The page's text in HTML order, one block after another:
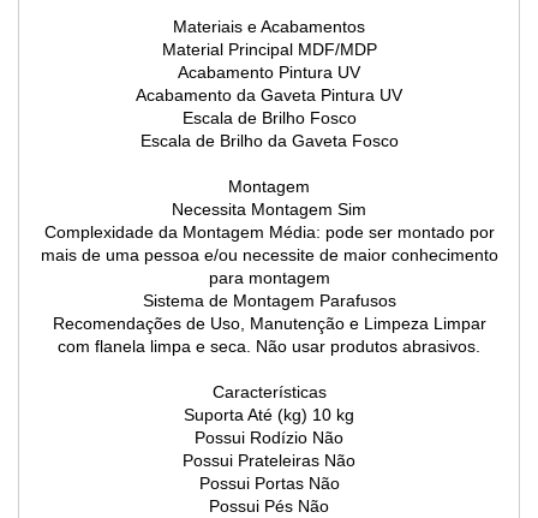
Materiais e Acabamentos
Material Principal MDF/MDP
Acabamento Pintura UV
Acabamento da Gaveta Pintura UV
Escala de Brilho Fosco
Escala de Brilho da Gaveta Fosco
Montagem
Necessita Montagem Sim
Complexidade da Montagem Média: pode ser montado por
mais de uma pessoa e/ou necessite de maior conhecimento
para montagem
Sistema de Montagem Parafusos
Recomendações de Uso, Manutenção e Limpeza Limpar
com flanela limpa e seca. Não usar produtos abrasivos.
Características
Suporta Até (kg) 10 kg
Possui Rodízio Não
Possui Prateleiras Não
Possui Portas Não
Possui Pés Não